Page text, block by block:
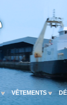
VÊTEMENTS